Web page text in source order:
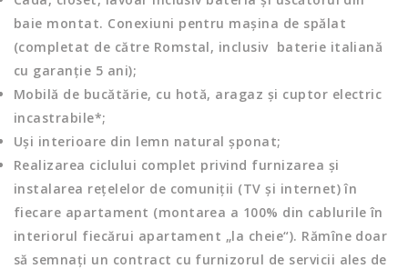
baie montat. Conexiuni pentru mașina de spălat
(completat de către Romstal, inclusiv baterie italiană
cu garanție 5 ani);
Mobilă de bucătărie, cu hotă, aragaz și cuptor electric
incastrabile*;
Uşi interioare din lemn natural șponat;
Realizarea ciclului complet privind furnizarea și
instalarea rețelelor de comuniții (TV și internet) în
fiecare apartament (montarea a 100% din cablurile în
interiorul fiecărui apartament „la cheie“). Rămîne doar
să semnați un contract cu furnizorul de servicii ales de